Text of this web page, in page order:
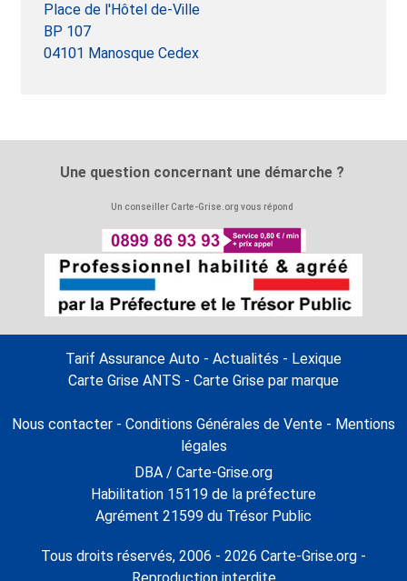
Place de l'Hôtel de-Ville
BP 107
04101 Manosque Cedex
Une question concernant une démarche ?
Un conseiller Carte-Grise.org vous répond
Tarif Assurance Auto - Actualités - Lexique
Carte Grise ANTS - Carte Grise par marque
Nous contacter - Conditions Générales de Vente - Mentions
légales
DBA / Carte-Grise.org
Habilitation 15119 de la préfecture
Agrément 21599 du Trésor Public
Tous droits réservés, 2006 - 2026 Carte-Grise.org -